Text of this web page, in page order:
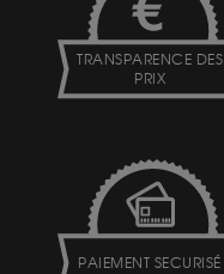
TRANSPARENCE DES
PRIX
PAIEMENT SECURISÉ